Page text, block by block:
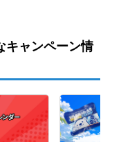
キャンペーン情